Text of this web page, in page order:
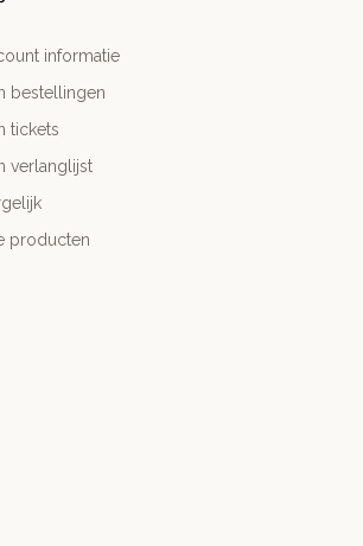
informatie
bestellingen
tickets
verlanglijst
producten